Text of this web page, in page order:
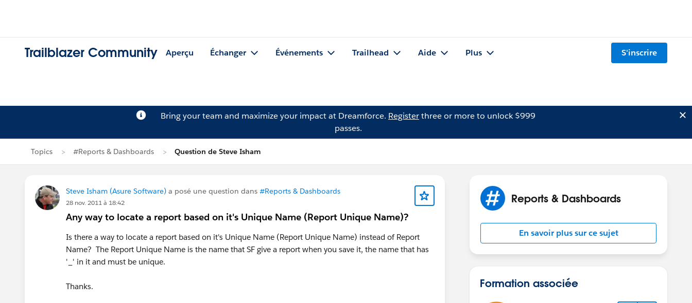
Trailblazer Community Aperçu Échanger Événements Trailhead Aide Plus S'inscrire
Bring your team and maximize your impact at Dreamforce. Registerthree or more to unlock $999
passes.
Topics #Reports & Dashboards Question de Steve Isham
Steve Isham (Asure Software) a posé une question dans #Reports & Dashboards
28 nov. 2011 à 18:42
Any way to locate a report based on it's Unique Name (Report Unique Name)?
Is there a way to locate a report based on it's Unique Name (Report Unique Name) instead of Report
Name? The Report Unique Name is the name that SF give a report when you save it, the name that has
'_' in it and must be unique.
Thanks.
Reports & Dashboards
En savoir plus sur ce sujet
Formation associée